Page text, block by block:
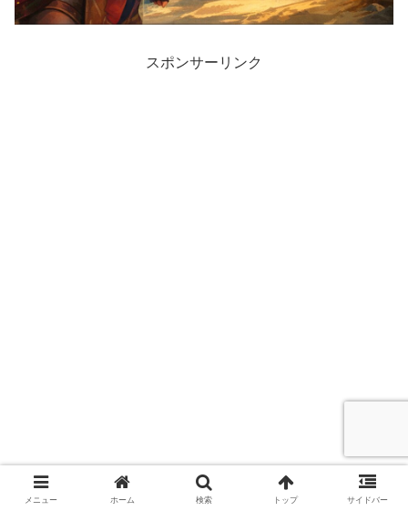
スポンサーリンク
メニュー ホーム 検索 トップ サイドバー